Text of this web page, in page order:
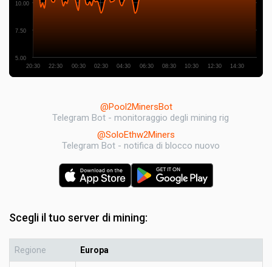
20:30 22:30 00:30 02:30 04:30 06:30 08:30 10:30 12:30 14:30
5.00
7.50
10.00
@Pool2MinersBot
Telegram Bot - monitoraggio degli mining rig
@SoloEthw2Miners
Telegram Bot - notifica di blocco nuovo
Scegli il tuo server di mining:
Regione Europa